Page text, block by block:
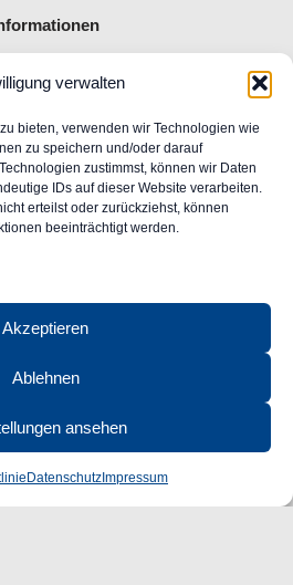
verwalten
bieten, verwenden wir Technologien wie
zu speichern und/oder darauf
zustimmst, können wir Daten
IDs auf dieser Website verarbeiten.
erteilst oder zurückziehst, können
beeinträchtigt werden.
Akzeptieren
Ablehnen
ansehen
Datenschutz Impressum
Geschäftsbedingungen
Impressum
Datenschutz
FAQ
für Barrierefreiheit im Web
AUTOGLAS